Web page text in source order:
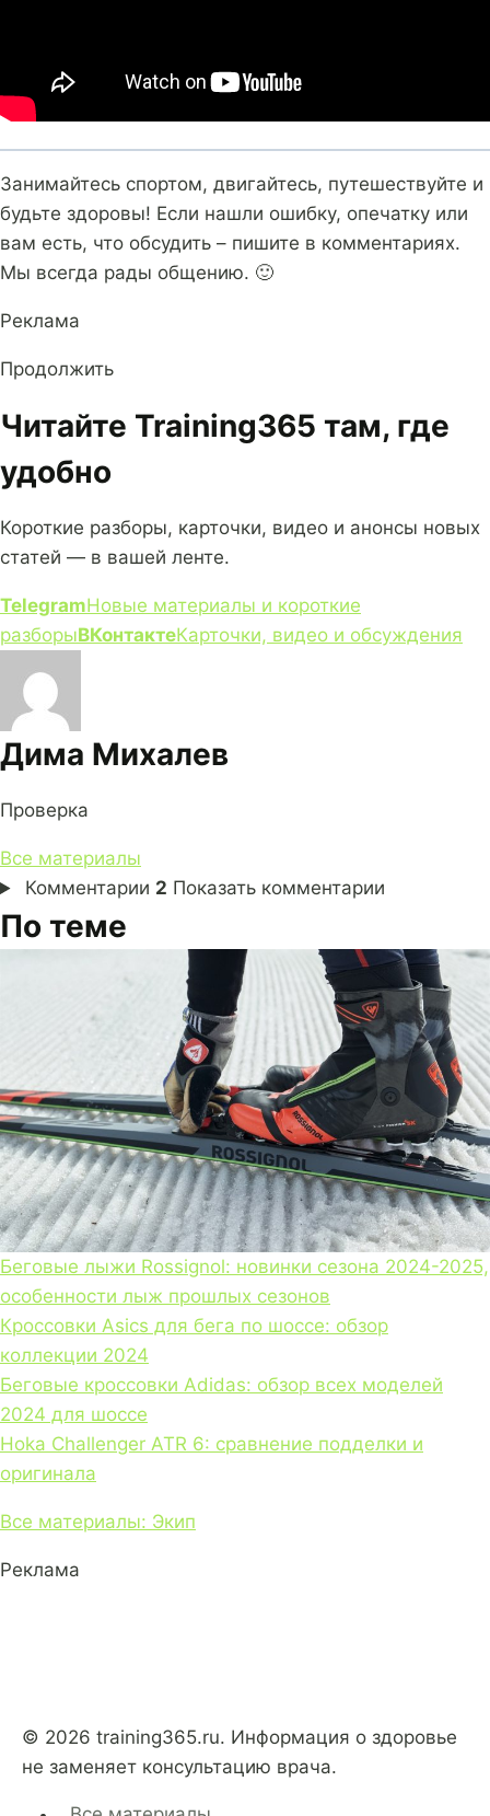
Занимайтесь спортом, двигайтесь, путешествуйте и
будьте здоровы! Если нашли ошибку, опечатку или
вам есть, что обсудить – пишите в комментариях.
Мы всегда рады общению. 🙂
Реклама
Продолжить
Читайте Training365 там, где
удобно
Короткие разборы, карточки, видео и анонсы новых
статей — в вашей ленте.
TelegramНовые материалы и короткие
разборыВКонтактеКарточки, видео и обсуждения
Дима Михалев
Проверка
Все материалы
Комментарии 2 Показать комментарии
По теме
Беговые лыжи Rossignol: новинки сезона 2024-2025,
особенности лыж прошлых сезонов
Кроссовки Asics для бега по шоссе: обзор
коллекции 2024
Беговые кроссовки Adidas: обзор всех моделей
2024 для шоссе
Hoka Challenger ATR 6: сравнение подделки и
оригинала
Все материалы: Экип
Реклама
© 2026 training365.ru. Информация о здоровье
не заменяет консультацию врача.